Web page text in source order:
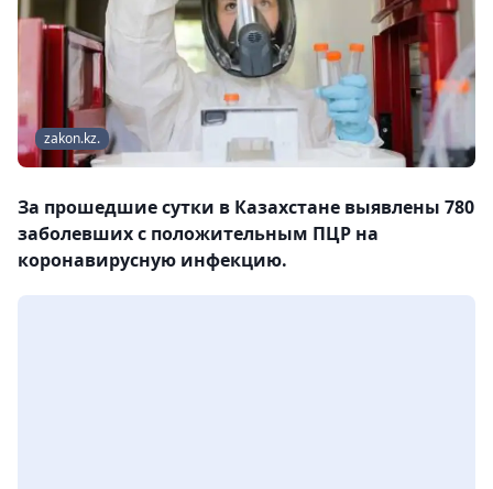
zakon.kz.
За прошедшие сутки в Казахстане выявлены 780
заболевших с положительным ПЦР на
коронавирусную инфекцию.